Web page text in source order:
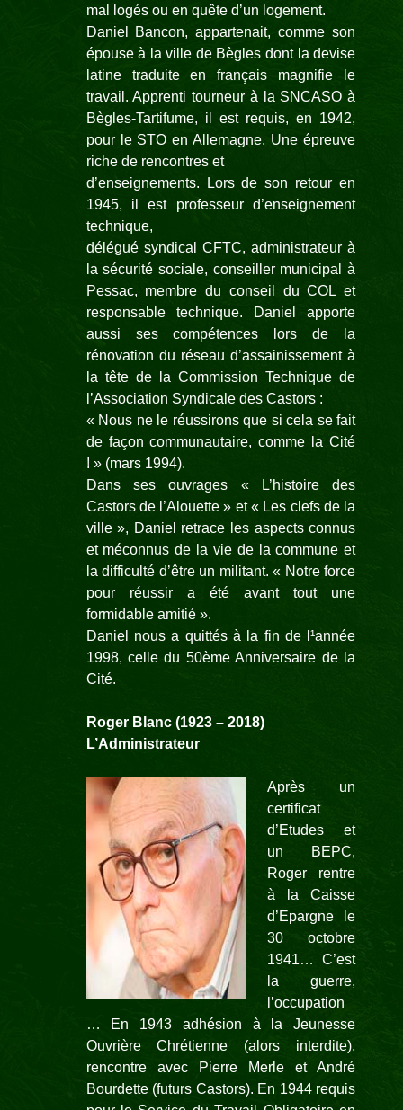
mal logés ou en quête d’un logement.
Daniel Bancon, appartenait, comme son
épouse à la ville de Bègles dont la devise
latine traduite en français magnifie le
travail. Apprenti tourneur à la SNCASO à
Bègles-Tartifume, il est requis, en 1942,
pour le STO en Allemagne. Une épreuve
riche de rencontres et
d’enseignements. Lors de son retour en
1945, il est professeur d’enseignement
technique,
délégué syndical CFTC, administrateur à
la sécurité sociale, conseiller municipal à
Pessac, membre du conseil du COL et
responsable technique. Daniel apporte
aussi ses compétences lors de la
rénovation du réseau d’assainissement à
la tête de la Commission Technique de
l’Association Syndicale des Castors :
« Nous ne le réussirons que si cela se fait
de façon communautaire, comme la Cité
! » (mars 1994).
Dans ses ouvrages « L’histoire des
Castors de l’Alouette » et « Les clefs de la
ville », Daniel retrace les aspects connus
et méconnus de la vie de la commune et
la difficulté d’être un militant. « Notre force
pour réussir a été avant tout une
formidable amitié ».
Daniel nous a quittés à la fin de l¹année
1998, celle du 50ème Anniversaire de la
Cité.
Roger Blanc (1923 – 2018)
L’Administrateur
Après un
certificat
d’Etudes et
un BEPC,
Roger rentre
à la Caisse
d’Epargne le
30 octobre
1941… C’est
la guerre,
l’occupation
… En 1943 adhésion à la Jeunesse
Ouvrière Chrétienne (alors interdite),
rencontre avec Pierre Merle et André
Bourdette (futurs Castors). En 1944 requis